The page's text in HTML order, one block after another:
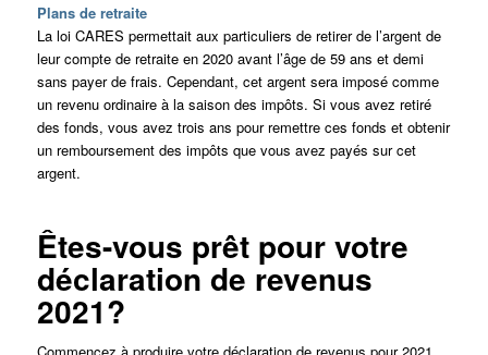
Plans de retraite
La loi CARES permettait aux particuliers de retirer de l’argent de
leur compte de retraite en 2020 avant l’âge de 59 ans et demi
sans payer de frais. Cependant, cet argent sera imposé comme
un revenu ordinaire à la saison des impôts. Si vous avez retiré
des fonds, vous avez trois ans pour remettre ces fonds et obtenir
un remboursement des impôts que vous avez payés sur cet
argent.
Êtes-vous prêt pour votre
déclaration de revenus
2021?
Commencez à produire votre déclaration de revenus pour 2021